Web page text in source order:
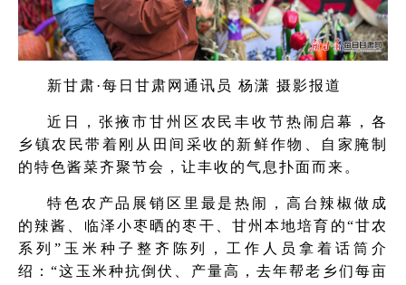
新甘肃·每日甘肃网通讯员 杨潇 摄影报道
近日，张掖市甘州区农民丰收节热闹启幕，各
乡镇农民带着刚从田间采收的新鲜作物、自家腌制
的特色酱菜齐聚节会，让丰收的气息扑面而来。
特色农产品展销区里最是热闹，高台辣椒做成
的辣酱、临泽小枣晒的枣干、甘州本地培育的“甘农
系列”玉米种子整齐陈列，工作人员拿着话筒介
绍：“这玉米种抗倒伏、产量高，去年帮老乡们每亩